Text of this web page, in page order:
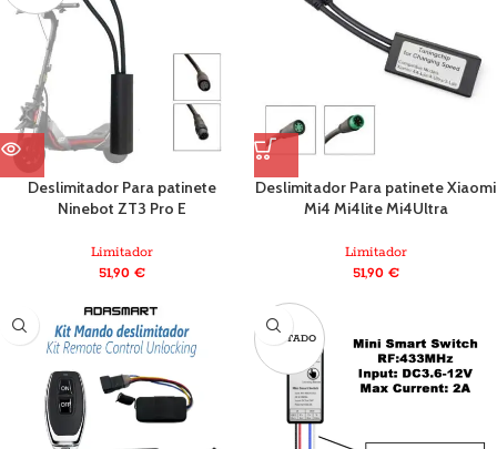
Deslimitador Para patinete
Ninebot ZT3 Pro E
Limitador
51,90 €
Deslimitador Para patinete Xiaomi
Mi4 Mi4lite Mi4Ultra
Limitador
51,90 €
AGOTADO